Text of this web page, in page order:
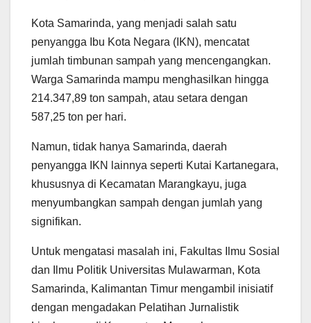
Kota Samarinda, yang menjadi salah satu
penyangga Ibu Kota Negara (IKN), mencatat
jumlah timbunan sampah yang mencengangkan.
Warga Samarinda mampu menghasilkan hingga
214.347,89 ton sampah, atau setara dengan
587,25 ton per hari.
Namun, tidak hanya Samarinda, daerah
penyangga IKN lainnya seperti Kutai Kartanegara,
khususnya di Kecamatan Marangkayu, juga
menyumbangkan sampah dengan jumlah yang
signifikan.
Untuk mengatasi masalah ini, Fakultas Ilmu Sosial
dan Ilmu Politik Universitas Mulawarman, Kota
Samarinda, Kalimantan Timur mengambil inisiatif
dengan mengadakan Pelatihan Jurnalistik